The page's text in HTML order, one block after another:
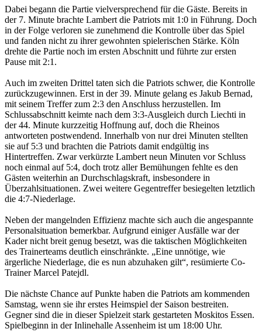
Dabei begann die Partie vielversprechend für die Gäste. Bereits in
der 7. Minute brachte Lambert die Patriots mit 1:0 in Führung. Doch
in der Folge verloren sie zunehmend die Kontrolle über das Spiel
und fanden nicht zu ihrer gewohnten spielerischen Stärke. Köln
drehte die Partie noch im ersten Abschnitt und führte zur ersten
Pause mit 2:1.
Auch im zweiten Drittel taten sich die Patriots schwer, die Kontrolle
zurückzugewinnen. Erst in der 39. Minute gelang es Jakub Bernad,
mit seinem Treffer zum 2:3 den Anschluss herzustellen. Im
Schlussabschnitt keimte nach dem 3:3-Ausgleich durch Liechti in
der 44. Minute kurzzeitig Hoffnung auf, doch die Rheinos
antworteten postwendend. Innerhalb von nur drei Minuten stellten
sie auf 5:3 und brachten die Patriots damit endgültig ins
Hintertreffen. Zwar verkürzte Lambert neun Minuten vor Schluss
noch einmal auf 5:4, doch trotz aller Bemühungen fehlte es den
Gästen weiterhin an Durchschlagskraft, insbesondere in
Überzahlsituationen. Zwei weitere Gegentreffer besiegelten letztlich
die 4:7-Niederlage.
Neben der mangelnden Effizienz machte sich auch die angespannte
Personalsituation bemerkbar. Aufgrund einiger Ausfälle war der
Kader nicht breit genug besetzt, was die taktischen Möglichkeiten
des Trainerteams deutlich einschränkte. „Eine unnötige, wie
ärgerliche Niederlage, die es nun abzuhaken gilt“, resümierte Co-
Trainer Marcel Patejdl.
Die nächste Chance auf Punkte haben die Patriots am kommenden
Samstag, wenn sie ihr erstes Heimspiel der Saison bestreiten.
Gegner sind die in dieser Spielzeit stark gestarteten Moskitos Essen.
Spielbeginn in der Inlinehalle Assenheim ist um 18:00 Uhr.